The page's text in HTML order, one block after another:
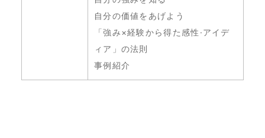
自分の価値をあげよう
「強み×経験から得た感性·アイデ
ィア」の法則
事例紹介